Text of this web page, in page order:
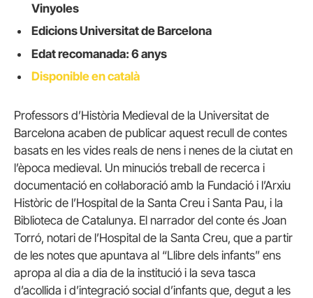
Vinyoles
Edicions Universitat de Barcelona
Edat recomanada: 6 anys
Disponible en català
Professors d’Història Medieval de la Universitat de
Barcelona acaben de publicar aquest recull de contes
basats en les vides reals de nens i nenes de la ciutat en
l’època medieval. Un minuciós treball de recerca i
documentació en col·laboració amb la Fundació i l’Arxiu
Històric de l’Hospital de la Santa Creu i Santa Pau, i la
Biblioteca de Catalunya. El narrador del conte és Joan
Torró, notari de l’Hospital de la Santa Creu, que a partir
de les notes que apuntava al “Llibre dels infants” ens
apropa al dia a dia de la institució i la seva tasca
d’acollida i d’integració social d’infants que, degut a les